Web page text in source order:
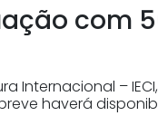
com
Internacional –
haverá